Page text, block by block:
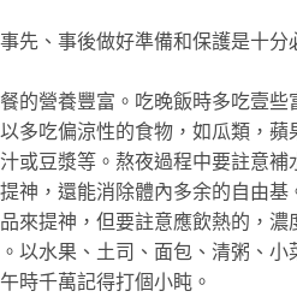
先、事後做好準備和保護是十
的營養豐富。吃晚飯時多吃壹些
多吃偏涼性的食物，如瓜類，
或豆漿等。熬夜過程中要註意
神，還能消除體內多余的自由基
來提神，但要註意應飲熱的，濃
以水果、土司、面包、清粥、
時千萬記得打個小盹。